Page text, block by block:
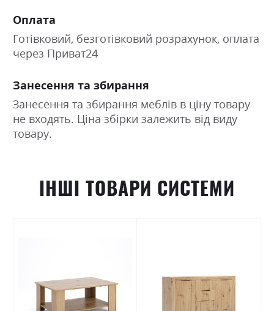
Оплата
Готівковий, безготівковий розрахунок, оплата
через Приват24
Занесення та збирання
Занесення та збирання меблів в ціну товару
не входять. Ціна збірки залежить від виду
товару.
ІНШІ ТОВАРИ СИСТЕМИ